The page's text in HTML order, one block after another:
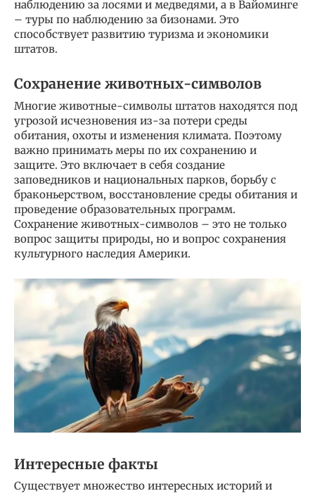
наблюдению за лосями и медведями, а в Вайоминге
– туры по наблюдению за бизонами. Это
способствует развитию туризма и экономики
штатов.
Сохранение животных-символов
Многие животные-символы штатов находятся под
угрозой исчезновения из-за потери среды
обитания, охоты и изменения климата. Поэтому
важно принимать меры по их сохранению и
защите. Это включает в себя создание
заповедников и национальных парков, борьбу с
браконьерством, восстановление среды обитания и
проведение образовательных программ.
Сохранение животных-символов – это не только
вопрос защиты природы, но и вопрос сохранения
культурного наследия Америки.
Интересные факты
Существует множество интересных историй и